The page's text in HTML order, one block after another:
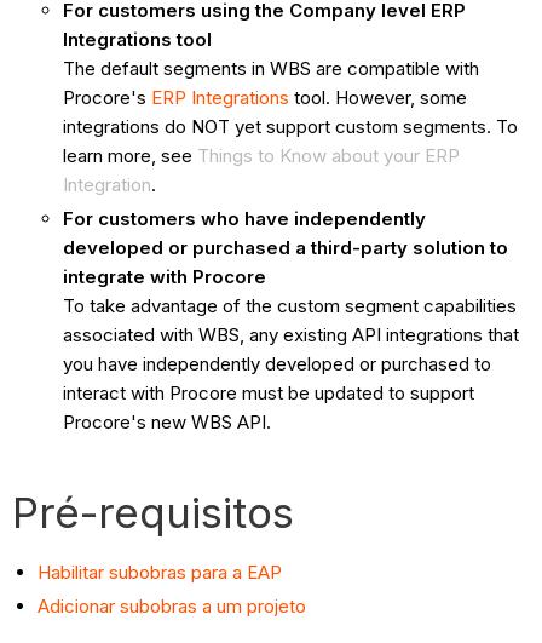
For customers using the Company level ERP
Integrations tool
The default segments in WBS are compatible with
Procore's ERP Integrations tool. However, some
integrations do NOT yet support custom segments. To
learn more, see Things to Know about your ERP
Integration.
For customers who have independently
developed or purchased a third-party solution to
integrate with Procore
To take advantage of the custom segment capabilities
associated with WBS, any existing API integrations that
you have independently developed or purchased to
interact with Procore must be updated to support
Procore's new WBS API.
Pré-requisitos
Habilitar subobras para a EAP
Adicionar subobras a um projeto